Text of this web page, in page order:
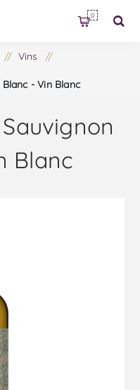
0
/ Vins /
- Vin Blanc
Blanc